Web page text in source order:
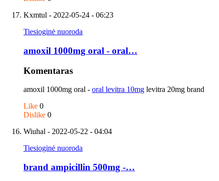
Kxmtul - 2022-05-24 - 06:23
Tiesioginė nuoroda
amoxil 1000mg oral - oral…
Komentaras
amoxil 1000mg oral - oral levitra 10mg levitra 20mg brand
Like 0
Dislike 0
Wiuhal - 2022-05-22 - 04:04
Tiesioginė nuoroda
brand ampicillin 500mg -…